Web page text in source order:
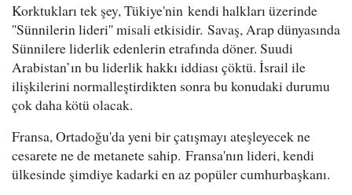
Korktukları tek şey, Tükiye'nin kendi halkları üzerinde
''Sünnilerin lideri'' misali etkisidir. Savaş, Arap dünyasında
Sünnilere liderlik edenlerin etrafında döner. Suudi
Arabistan’ın bu liderlik hakkı iddiası çöktü. İsrail ile
ilişkilerini normalleştirdikten sonra bu konudaki durumu
çok daha kötü olacak.
Fransa, Ortadoğu'da yeni bir çatışmayı ateşleyecek ne
cesarete ne de metanete sahip. Fransa'nın lideri, kendi
ülkesinde şimdiye kadarki en az popüler cumhurbaşkanı.